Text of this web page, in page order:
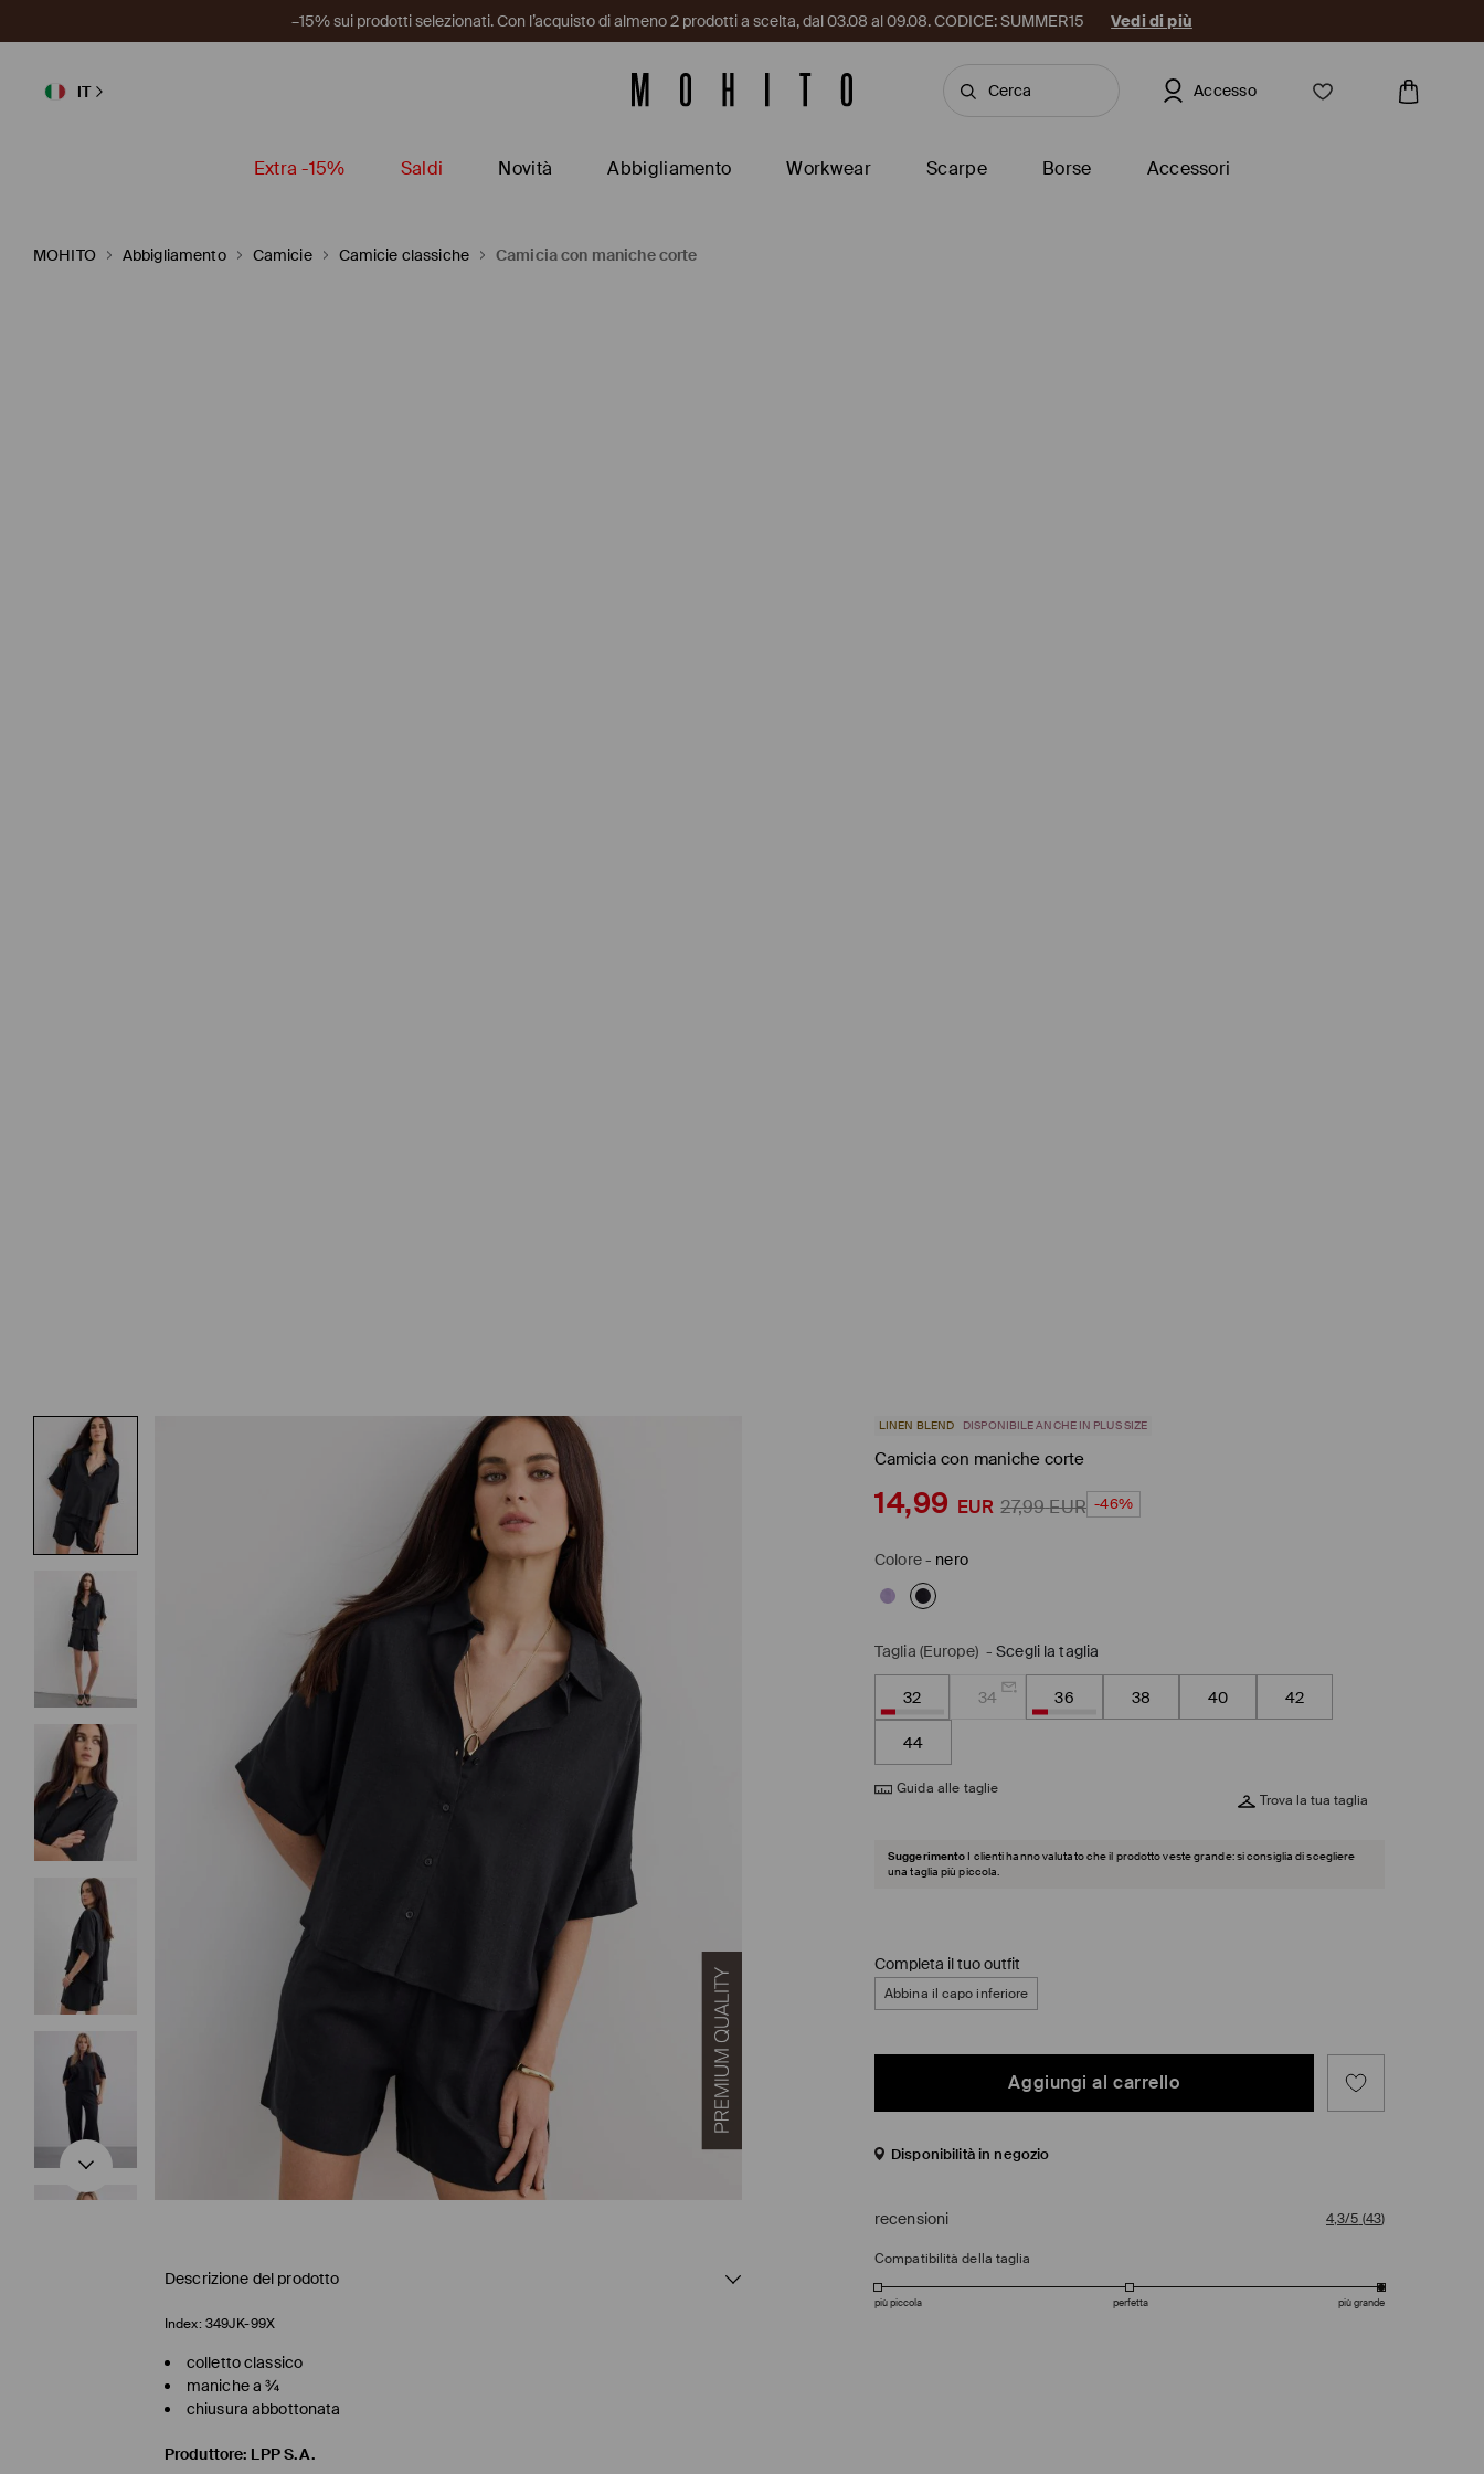
–15% sui prodotti selezionati. Con l’acquisto di almeno 2 prodotti a scelta, dal 03.08 al 09.08. CODICE: SUMMER15 Vedi di più
IT Accesso
Extra -15% Saldi Novità Abbigliamento Workwear Scarpe Borse Accessori
MOHITO Abbigliamento Camicie Camicie classiche Camicia con maniche corte
LINEN BLEND DISPONIBILE ANCHE IN PLUS SIZE
Camicia con maniche corte
14,99 EUR 27,99EUR -46%
Colore- nero
Taglia (Europe) -Scegli la taglia
32 34 36 38 40 42
44
Guida alle taglie
Trova la tua taglia
Suggerimento I clienti hanno valutato che il prodotto veste grande: si consiglia di scegliere
una taglia più piccola.
Completa il tuo outfit
Abbina il capo inferiore
Aggiungi al carrello
Disponibilità in negozio
recensioni 4,3/5 (43)
Compatibilità della taglia
più piccola perfetta più grande
Descrizione del prodotto
Index: 349JK-99X
colletto classico
maniche a ¾
chiusura abbottonata
Produttore: LPP S.A.